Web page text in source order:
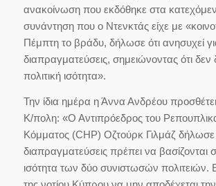
ανακοίνωση που εκδόθηκε στα
συνάντηση που ο Ντενκτάς είχε με
Πέμπτη το βράδυ, δήλωσε ότι ανησυχεί
διαπραγματεύσεις, σημειώνοντας ότι δεν
πολιτική ισότητα».
Την ίδια ημέρα η Άννα Ανδρέου
Κ/πολη: «Ο Αντιπρόεδρος του
Κόμματος (CHP) Οζτούρκ Γιλμάζ δήλωσε
διαπραγματεύσεις πρέπει να βασίζονται
ισότητα των δύο συνιστωσών πολιτειών.